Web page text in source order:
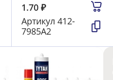
1.70 ₽
Артикул 412-
7985А2